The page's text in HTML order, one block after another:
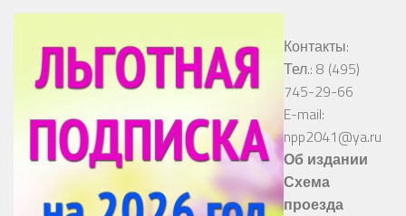
Контакты:
Тел.: 8 (495)
745-29-66
E-mail:
npp2041@ya.ru
Об издании
Схема
проезда